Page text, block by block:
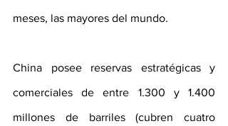
meses, las mayores del mundo.
China posee reservas estratégicas y
comerciales de entre 1.300 y 1.400
millones de barriles (cubren cuatro